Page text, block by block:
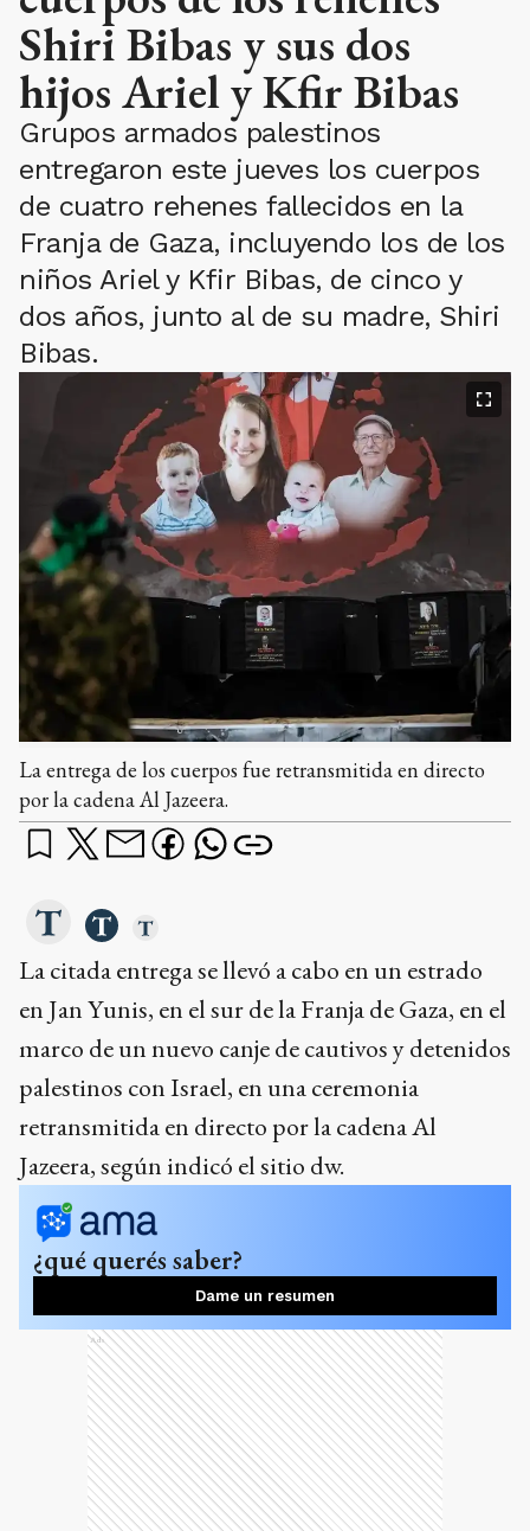
Shiri Bibas y sus dos
hijos Ariel y Kfir Bibas
Grupos armados palestinos
entregaron este jueves los cuerpos
de cuatro rehenes fallecidos en la
Franja de Gaza, incluyendo los de los
niños Ariel y Kfir Bibas, de cinco y
dos años, junto al de su madre, Shiri
Bibas.
La entrega de los cuerpos fue retransmitida en directo
por la cadena Al Jazeera.
La citada entrega se llevó a cabo en un estrado
en Jan Yunis, en el sur de la Franja de Gaza, en el
marco de un nuevo canje de cautivos y detenidos
palestinos con Israel, en una ceremonia
retransmitida en directo por la cadena Al
Jazeera, según indicó el sitio dw.
¿qué querés saber?
Dame un resumen
Ads